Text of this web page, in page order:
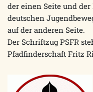
der einen Seite und
deutschen
auf der anderen Seite.
Der Schriftzug PSFR
Pfadfinderschaft Fritz